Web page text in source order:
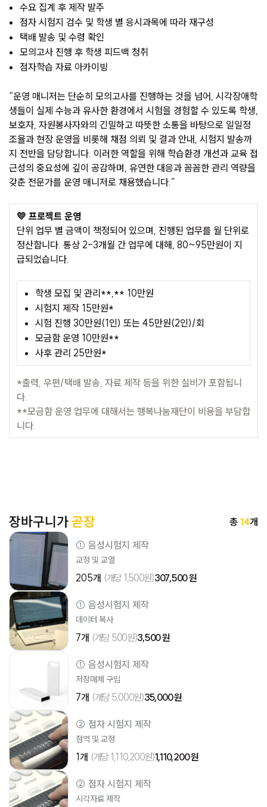
수요 집계 후 제작 발주
점자 시험지 검수 및 학생 별 응시과목에 따라 재구성
택배 발송 및 수령 확인
모의고사 진행 후 학생 피드백 청취
점자학습 자료 아카이빙
“운영 매니저는 단순히 모의고사를 진행하는 것을 넘어, 시각장애학
생들이 실제 수능과 유사한 환경에서 시험을 경험할 수 있도록 학생,
보호자, 자원봉사자와의 긴밀하고 따뜻한 소통을 바탕으로 일일정
조율과 현장 운영을 비롯해 채점 의뢰 및 결과 안내, 시험지 발송까
지 전반을 담당합니다. 이러한 역할을 위해 학습환경 개선과 교육 접
근성의 중요성에 깊이 공감하며, 유연한 대응과 꼼꼼한 관리 역량을
갖춘 전문가를 운영 매니저로 채용했습니다.”
💛 프로젝트 운영
단위 업무 별 금액이 책정되어 있으며, 진행된 업무를 월 단위로
정산합니다. 통상 2-3개월 간 업무에 대해, 80~95만원이 지
급되었습니다.
학생 모집 및 관리**,** 10만원
시험지 제작 15만원*
시험 진행 30만원(1인) 또는 45만원(2인)/회
모금함 운영 10만원**
사후 관리 25만원*
*출력, 우편/택배 발송, 자료 제작 등을 위한 실비가 포함됩니
다.
**모금함 운영 업무에 대해서는 행복나눔재단이 비용을 부담합
니다.
장바구니가곧장 총 14개
① 음성시험지 제작
교정 및 교열
205개 (개당 1,500원)307,500 원
① 음성시험지 제작
데이터 복사
7개 (개당 500원)3,500 원
① 음성시험지 제작
저장매체 구입
7개 (개당 5,000원)35,000 원
② 점자 시험지 제작
점역 및 교정
1개 (개당 1,110,200원)1,110,200 원
② 점자 시험지 제작
시각자료 제작